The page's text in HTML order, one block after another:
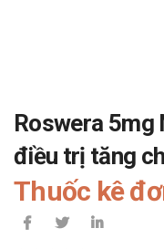
Roswera 5mg
điều trị tăng
Thuốc kê